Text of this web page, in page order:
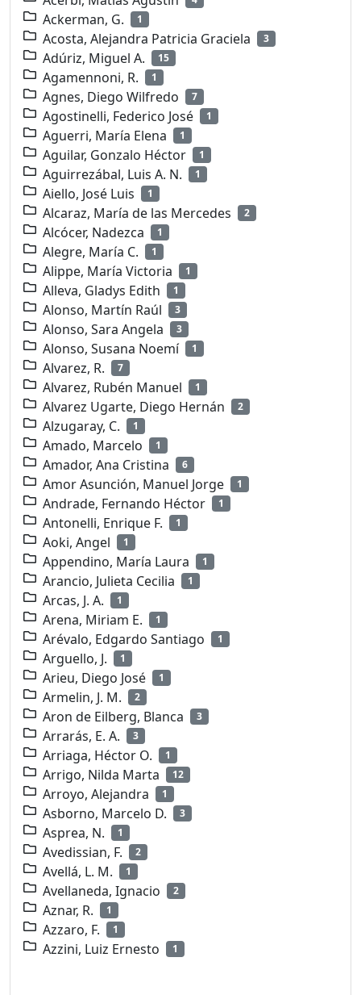
Ackerman, G. 1
Acosta, Alejandra Patricia Graciela 3
Adúriz, Miguel A. 15
Agamennoni, R. 1
Agnes, Diego Wilfredo 7
Agostinelli, Federico José 1
Aguerri, María Elena 1
Aguilar, Gonzalo Héctor 1
Aguirrezábal, Luis A. N. 1
Aiello, José Luis 1
Alcaraz, María de las Mercedes 2
Alcócer, Nadezca 1
Alegre, María C. 1
Alippe, María Victoria 1
Alleva, Gladys Edith 1
Alonso, Martín Raúl 3
Alonso, Sara Angela 3
Alonso, Susana Noemí 1
Alvarez, R. 7
Alvarez, Rubén Manuel 1
Alvarez Ugarte, Diego Hernán 2
Alzugaray, C. 1
Amado, Marcelo 1
Amador, Ana Cristina 6
Amor Asunción, Manuel Jorge 1
Andrade, Fernando Héctor 1
Antonelli, Enrique F. 1
Aoki, Angel 1
Appendino, María Laura 1
Arancio, Julieta Cecilia 1
Arcas, J. A. 1
Arena, Miriam E. 1
Arévalo, Edgardo Santiago 1
Arguello, J. 1
Arieu, Diego José 1
Armelin, J. M. 2
Aron de Eilberg, Blanca 3
Arrarás, E. A. 3
Arriaga, Héctor O. 1
Arrigo, Nilda Marta 12
Arroyo, Alejandra 1
Asborno, Marcelo D. 3
Asprea, N. 1
Avedissian, F. 2
Avellá, L. M. 1
Avellaneda, Ignacio 2
Aznar, R. 1
Azzaro, F. 1
Azzini, Luiz Ernesto 1